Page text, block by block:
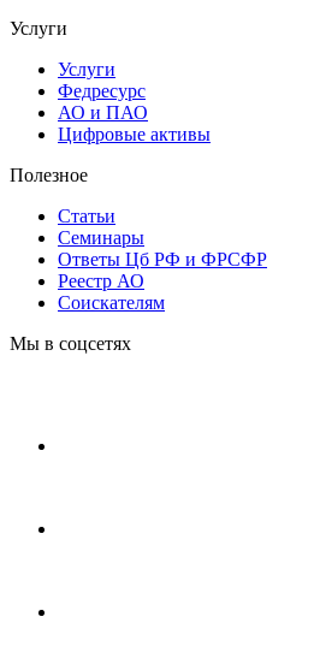
Услуги
Услуги
Федресурс
АО и ПАО
Цифровые активы
Полезное
Статьи
Cеминары
Ответы Цб РФ и ФРСФР
Реестр АО
Соискателям
Мы в соцсетях